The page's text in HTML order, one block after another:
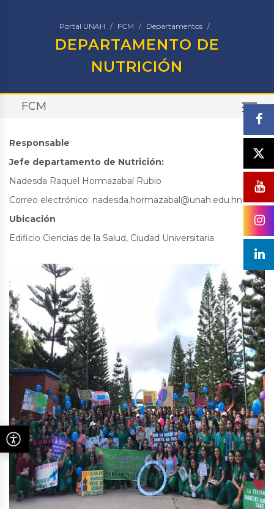
Portal UNAH FCM Departamentos
DEPARTAMENTO DE
NUTRICIÓN
FCM
Responsable
Jefe departamento de Nutrición:
Nadesda Raquel Hormazabal Rubio
Correo electrónico: nadesda.hormazabal@unah.edu.hn
Ubicación
Edificio Ciencias de la Salud, Ciudad Universitaria